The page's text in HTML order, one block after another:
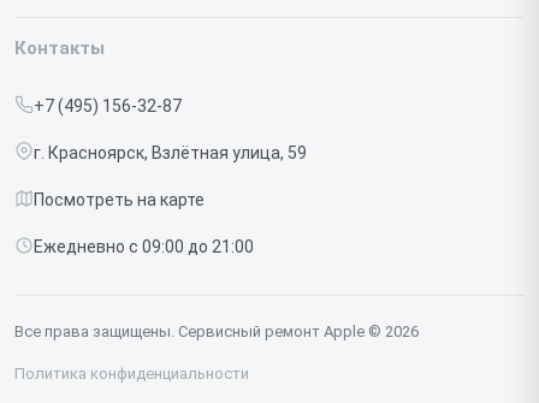
Срочный ремонт
Доставка и способы оплаты
Диагностика
Контакты
Iphone
Studio Display
Контакты
+7 (495) 156-32-87
г. Красноярск, Взлётная улица, 59
Посмотреть на карте
Ежедневно с 09:00 до 21:00
Все права защищены. Сервисный ремонт Apple © 2026
Политика конфиденциальности